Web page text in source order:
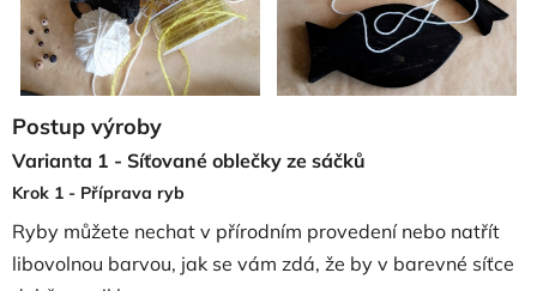
Postup výroby
Varianta 1 - Síťované oblečky ze sáčků
Krok 1 - Příprava ryb
Ryby můžete nechat v přírodním provedení nebo natřít
libovolnou barvou, jak se vám zdá, že by v barevné síťce